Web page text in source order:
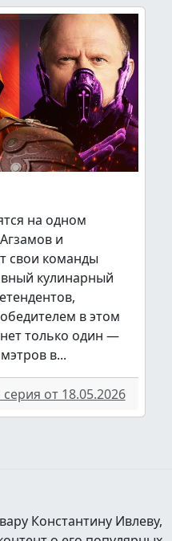
на одном
и
свои команды
кулинарный
в этом
только один —
в...
от 18.05.2026
Константину Ивлеву,